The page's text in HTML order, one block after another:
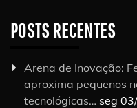
POSTS RECENTES
Arena de Inovação:
aproxima pequenos
tecnológicas… seg